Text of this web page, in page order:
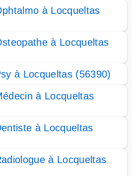
à Locqueltas
à Locqueltas
à Locqueltas (56390)
à Locqueltas
à Locqueltas
à Locqueltas